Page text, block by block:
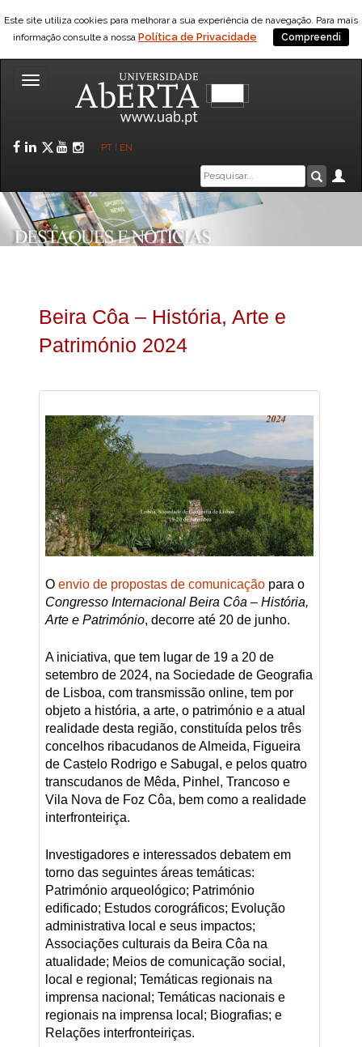
Este site utiliza cookies para melhorar a sua experiência de navegação. Para mais
informação consulte a nossa Política de Privacidade Compreendi
Toggle
Facebook
LinkedIn
Twitter
YouTube
Instagram
PT EN
Caixa
de
pesquisa
Beira Côa – História, Arte e
Património 2024
O envio de propostas de comunicaçãopara o
Congresso Internacional Beira Côa – História,
Arte e Património, decorre até 20 de junho.
A iniciativa, que tem lugar de 19 a 20 de
setembro de 2024, na Sociedade de Geografia
de Lisboa, com transmissão online, tem por
objeto a história, a arte, o património e a atual
realidade desta região, constituída pelos três
concelhos ribacudanos de Almeida, Figueira
de Castelo Rodrigo e Sabugal, e pelos quatro
transcudanos de Mêda, Pinhel, Trancoso e
Vila Nova de Foz Côa, bem como a realidade
interfronteiriça.
Investigadores e interessados debatem em
torno das seguintes áreas temáticas:
Património arqueológico; Património
edificado; Estudos corográficos; Evolução
administrativa local e seus impactos;
Associações culturais da Beira Côa na
atualidade; Meios de comunicação social,
local e regional; Temáticas regionais na
imprensa nacional; Temáticas nacionais e
regionais na imprensa local; Biografias; e
Relações interfronteiriças.